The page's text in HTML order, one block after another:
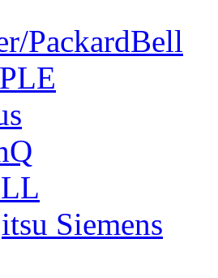
PackardBell
Siemens